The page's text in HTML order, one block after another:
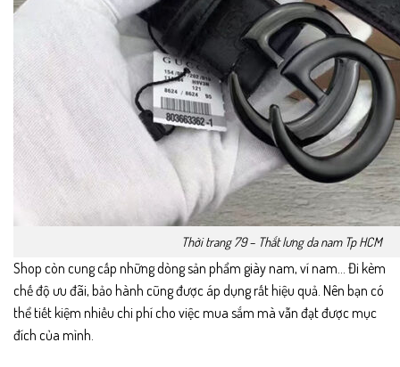
Thời trang 79 – Thắt lưng da nam Tp HCM
Shop còn cung cấp những dòng sản phẩm giày nam, ví nam… Đi kèm
chế độ ưu đãi, bảo hành cũng được áp dụng rất hiệu quả. Nên bạn có
thể tiết kiệm nhiều chi phí cho việc mua sắm mà vẫn đạt được mục
đích của mình.